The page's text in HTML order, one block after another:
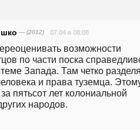
— (2012) 07.04 в 08:08
возможности
по части поска
Запада. Там четко
и права туземца.
пятьсот лет колониальной
народов.